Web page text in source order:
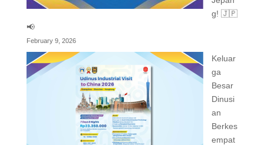
g! 🇯🇵
📢
February 9, 2026
Keluar
ga
Besar
Dinusi
an
Berkes
empat